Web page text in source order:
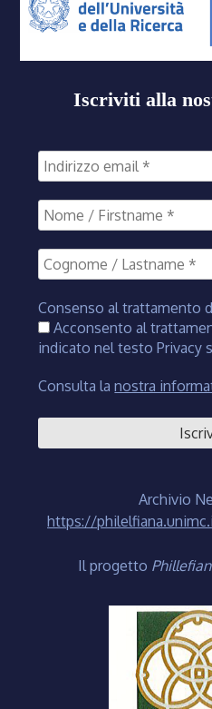
Iscriviti alla
Consenso al trattamento
Acconsento al
indicato nel testo Privacy
Consulta lanostra
Archivio
https://
Il progetto